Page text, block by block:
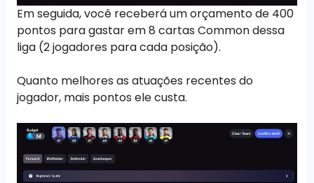
Em seguida, você receberá um orçamento de 400
pontos para gastar em 8 cartas Common dessa
liga (2 jogadores para cada posição).
Quanto melhores as atuações recentes do
jogador, mais pontos ele custa.